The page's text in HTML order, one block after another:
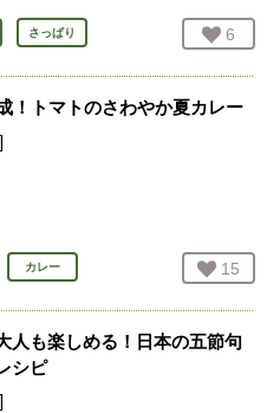
さっぱり お気
6
！トマトのさわやか夏カレー
カレー お気
15
人も楽しめる！日本の五節句
シピ